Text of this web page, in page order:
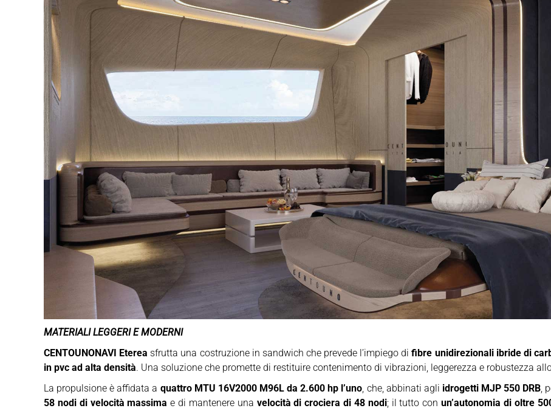
MATERIALI LEGGERI E MODERNI
CENTOUNONAVI Eterea sfrutta una costruzione in sandwich che prevede l’impiego difibre unidirezionali ibride di
in pvc ad alta densità. Una soluzione che promette di restituire contenimento di vibrazioni, leggerezza e robustezza
La propulsione è affidata a quattro MTU 16V2000 M96L da 2.600 hp l’uno, che, abbinati agli idrogetti MJP 550 DRB,
58 nodi di velocità massima e di mantenere una velocità di crociera di 48 nodi; il tutto conun’autonomia di oltre